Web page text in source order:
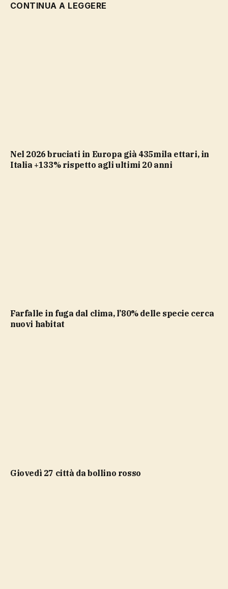
CONTINUA A LEGGERE
nel 2026 bruciati in Europa già 435mila ettari, in
Italia +133% rispetto agli ultimi 20 anni
Farfalle in fuga dal clima, l’80% delle specie cerca
nuovi habitat
giovedì 27 città da bollino rosso